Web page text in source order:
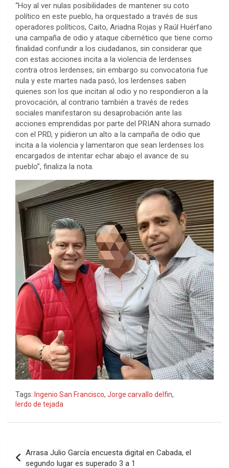
“Hoy al ver nulas posibilidades de mantener su coto
político en este pueblo, ha orquestado a través de sus
operadores políticos, Caito, Ariadna Rojas y Raúl Huérfano
una campaña de odio y ataque cibernético que tiene como
finalidad confundir a los ciudadanos, sin considerar que
con estas acciones incita a la violencia de lerdenses
contra otros lerdenses; sin embargo su convocatoria fue
nula y este martes nada pasó, los lerdenses saben
quienes son los que incitan al odio y no respondieron a la
provocación, al contrario también a través de redes
sociales manifestaron su desaprobación ante las
acciones emprendidas por parte del PRIAN ahora sumado
con el PRD, y pidieron un alto a la campaña de odio que
incita a la violencia y lamentaron que sean lerdenses los
encargados de intentar echar abajo el avance de su
pueblo”, finaliza la nota.
Tags: Ingenio San Francisco, Jorge carvallo delfin,
lerdo de tejada
de
Arrasa Julio García encuesta digital en Cabada, el
segundo lugar es superado 3 a 1